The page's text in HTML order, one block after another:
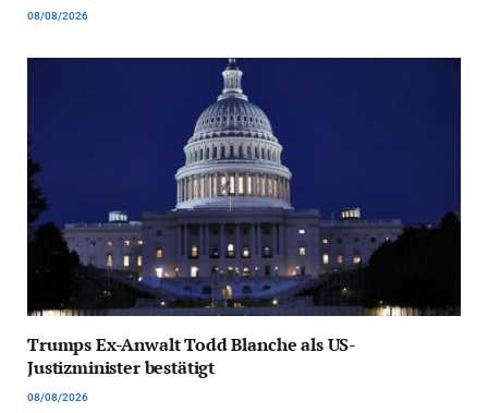
08/08/2026
Trumps Ex-Anwalt Todd Blanche als US-
Justizminister bestätigt
08/08/2026